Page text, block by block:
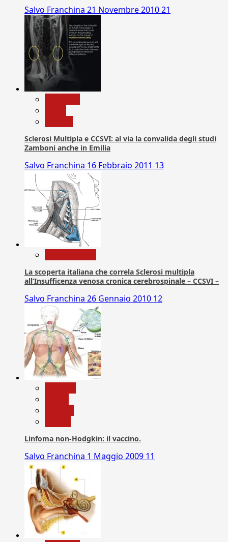
Salvo Franchina 21 Novembre 201021
Sclerosi Multipla e CCSVI: al via la convalida degli studi
Zamboni anche in Emilia
Salvo Franchina 16 Febbraio 2011 13
La scoperta italiana che correla Sclerosi multipla
all’Insufficenza venosa cronica cerebrospinale – CCSVI –
Salvo Franchina 26 Gennaio 2010 12
Linfoma non-Hodgkin: il vaccino.
Salvo Franchina 1 Maggio 2009 11